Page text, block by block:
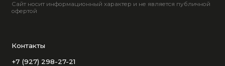
Сайт носит информационный характер и не является публичной
офертой
Контакты
+7 (927) 298-27-21